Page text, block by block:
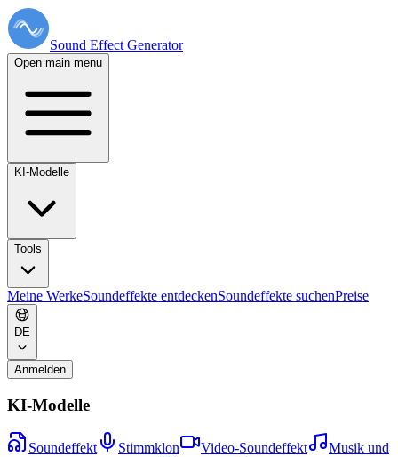
Sound Effect Generator
Open main menu
KI-Modelle
Tools
Meine WerkeSoundeffekte entdeckenSoundeffekte suchenPreise
DE
Anmelden
KI-Modelle
Soundeffekt Stimmklon Video-Soundeffekt
Musik und